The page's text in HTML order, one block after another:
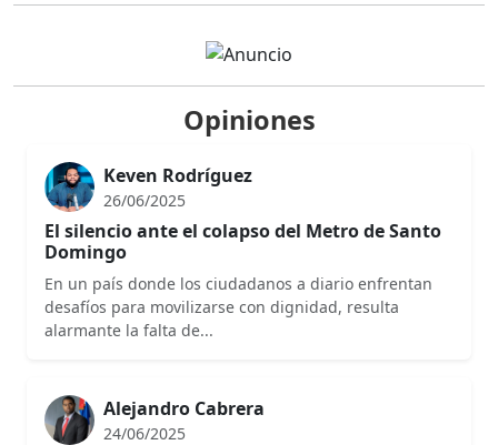
Opiniones
Keven Rodríguez
26/06/2025
El silencio ante el colapso del Metro de Santo
Domingo
En un país donde los ciudadanos a diario enfrentan
desafíos para movilizarse con dignidad, resulta
alarmante la falta de...
Alejandro Cabrera
24/06/2025